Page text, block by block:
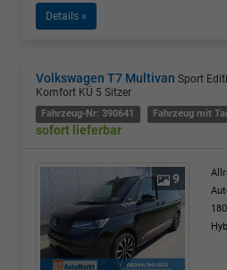
Details »
Volkswagen T7 Multivan Sport
Komfort KÜ 5 Sitzer
Fahrzeug-Nr: 390641 Fahrzeug mit
sofort lieferbar
9